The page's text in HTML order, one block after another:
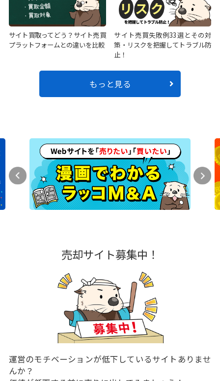
サイト買取ってどう？サイト売買
プラットフォームとの違いを比較
サイト売買失敗例33選とその対
策・リスクを把握してトラブル防
止！
もっと見る
売却サイト募集中！
運営のモチベーションが低下しているサイトありませ
んか？